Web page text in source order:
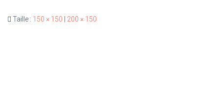
Taille : 150 × 150 200 × 150